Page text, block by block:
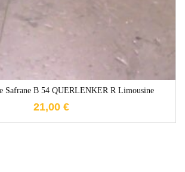
Safrane B 54 QUERLENKER R Limousine
21,00 €